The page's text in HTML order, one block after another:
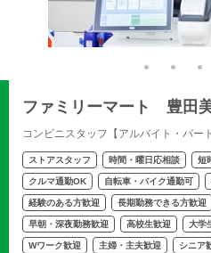
ファミリーマート 豊田
コンビニスタッフ【アルバイト・パート
ストアスタッフ 時間・曜日応相談 短
クルマ通勤OK 自転車・バイク通勤可
経験のある方歓迎 長期勤務できる方歓迎
早朝・深夜勤務歓迎 高校生歓迎 大学
Wワーク歓迎 主婦・主夫歓迎 シニア